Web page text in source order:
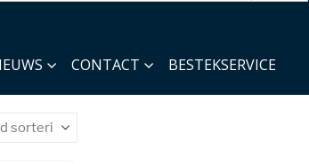
CONTACT BESTEKSERVICE